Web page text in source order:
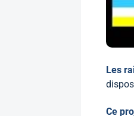
Les
Ce